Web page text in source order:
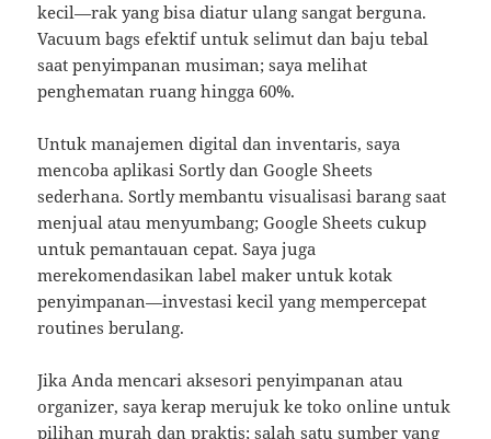
kecil—rak yang bisa diatur ulang sangat berguna.
Vacuum bags efektif untuk selimut dan baju tebal
saat penyimpanan musiman; saya melihat
penghematan ruang hingga 60%.
Untuk manajemen digital dan inventaris, saya
mencoba aplikasi Sortly dan Google Sheets
sederhana. Sortly membantu visualisasi barang saat
menjual atau menyumbang; Google Sheets cukup
untuk pemantauan cepat. Saya juga
merekomendasikan label maker untuk kotak
penyimpanan—investasi kecil yang mempercepat
routines berulang.
Jika Anda mencari aksesori penyimpanan atau
organizer, saya kerap merujuk ke toko online untuk
pilihan murah dan praktis; salah satu sumber yang